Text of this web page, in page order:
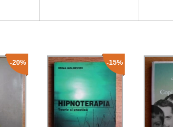
-20% -15%